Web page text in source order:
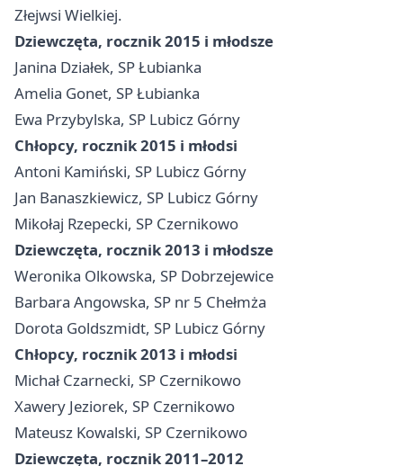
Złejwsi Wielkiej.
Dziewczęta, rocznik 2015 i młodsze
Janina Działek, SP Łubianka
Amelia Gonet, SP Łubianka
Ewa Przybylska, SP Lubicz Górny
Chłopcy, rocznik 2015 i młodsi
Antoni Kamiński, SP Lubicz Górny
Jan Banaszkiewicz, SP Lubicz Górny
Mikołaj Rzepecki, SP Czernikowo
Dziewczęta, rocznik 2013 i młodsze
Weronika Olkowska, SP Dobrzejewice
Barbara Angowska, SP nr 5 Chełmża
Dorota Goldszmidt, SP Lubicz Górny
Chłopcy, rocznik 2013 i młodsi
Michał Czarnecki, SP Czernikowo
Xawery Jeziorek, SP Czernikowo
Mateusz Kowalski, SP Czernikowo
Dziewczęta, rocznik 2011–2012